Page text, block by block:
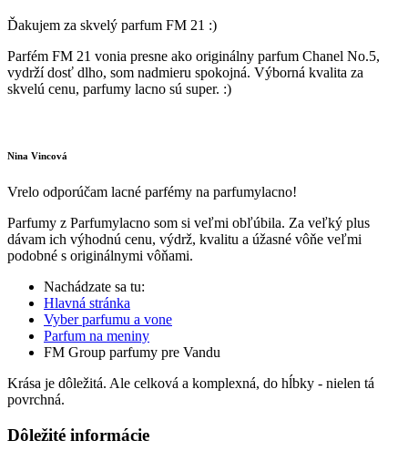
Ďakujem za skvelý parfum FM 21 :)
Parfém FM 21 vonia presne ako originálny parfum Chanel No.5,
vydrží dosť dlho, som nadmieru spokojná. Výborná kvalita za
skvelú cenu, parfumy lacno sú super. :)
Nina Vincová
Vrelo odporúčam lacné parfémy na parfumylacno!
Parfumy z Parfumylacno som si veľmi obľúbila. Za veľký plus
dávam ich výhodnú cenu, výdrž, kvalitu a úžasné vôňe veľmi
podobné s originálnymi vôňami.
Nachádzate sa tu:
Hlavná stránka
Vyber parfumu a vone
Parfum na meniny
FM Group parfumy pre Vandu
Krása je dôležitá. Ale celková a komplexná, do hĺbky - nielen tá
povrchná.
Dôležité informácie